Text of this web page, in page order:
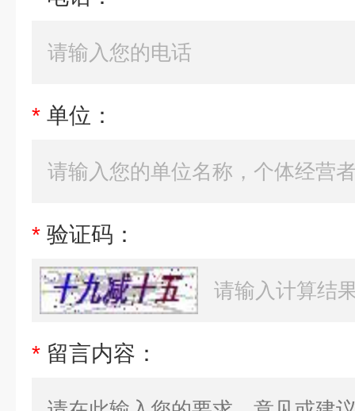
* 单位：
* 验证码：
* 留言内容：